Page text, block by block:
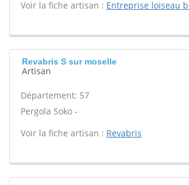
Voir la fiche artisan : Entreprise loiseau
Revabris S sur moselle
Artisan
Département: 57
Pergola Soko -
Voir la fiche artisan : Revabris